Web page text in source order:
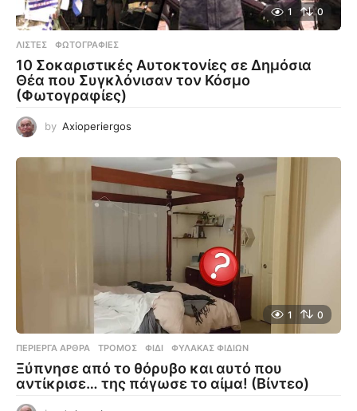
1 0
ΛΊΣΤΕΣ ,ΦΩΤΟΓΡΑΦΊΕΣ
10 Σοκαριστικές Αυτοκτονίες σε Δημόσια
Θέα που Συγκλόνισαν τον Κόσμο
(Φωτογραφίες)
by Axioperiergos
1 0
ΠΕΡΊΕΡΓΑ ΆΡΘΡΑ ΤΡΌΜΟΣ ,ΦΊΔΙ ,ΦΎΛΑΚΑΣ ΦΙΔΙΏΝ
Ξύπνησε από το θόρυβο και αυτό που
αντίκρισε… της πάγωσε το αίμα! (Βίντεο)